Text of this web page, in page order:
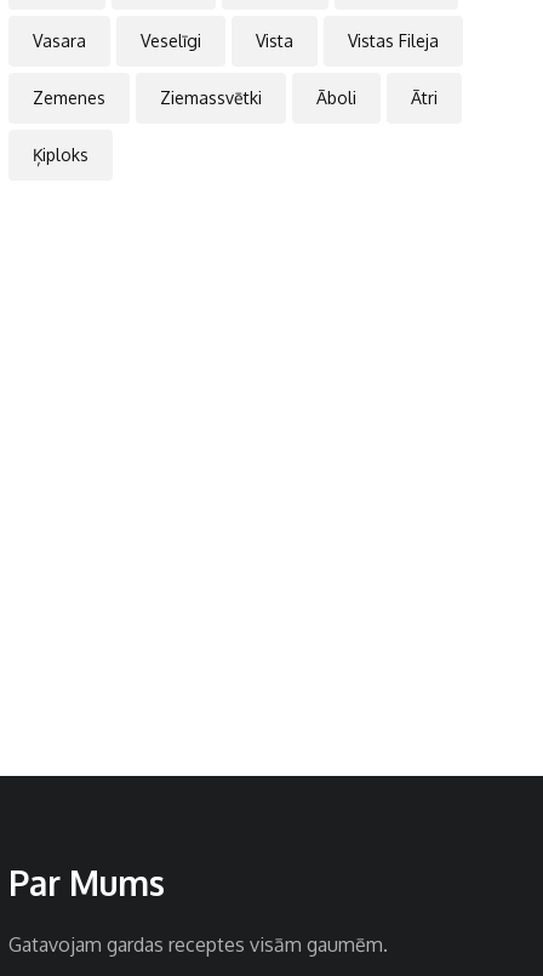
Vasara Veselīgi Vista Vistas Fileja
Zemenes Ziemassvētki Āboli Ātri
Ķiploks
Par Mums
Gatavojam gardas receptes visām gaumēm.